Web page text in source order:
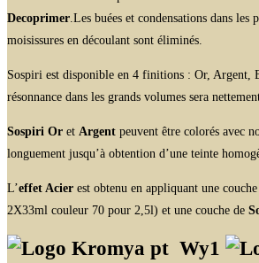
Decoprimer .Les buées et condensations dans les
moisissures en découlant sont éliminés.
Sospiri est disponible en 4 finitions : Or, Argent,
résonnance dans les grands volumes sera
Sospiri Or et Argent peuvent être colorés avec
longuement jusqu’à obtention d’une teinte
L’effet Acier est obtenu en appliquant une
2X33ml couleur 70 pour 2,5l) et une couche de
Wy1